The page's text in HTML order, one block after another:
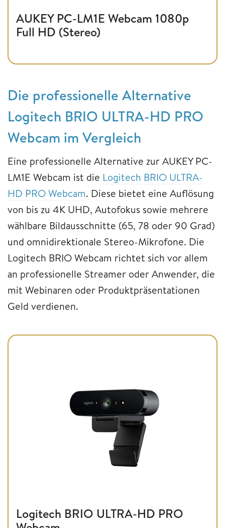
AUKEY PC-LM1E Webcam 1080p
Full HD (Stereo)
Die professionelle Alternative
Logitech BRIO ULTRA-HD PRO
Webcam im Vergleich
Eine professionelle Alternative zur AUKEY PC-
LM1E Webcam ist die Logitech BRIO ULTRA-
HD PRO Webcam. Diese bietet eine Auflösung
von bis zu 4K UHD, Autofokus sowie mehrere
wählbare Bildausschnitte (65, 78 oder 90 Grad)
und omnidirektionale Stereo-Mikrofone. Die
Logitech BRIO Webcam richtet sich vor allem
an professionelle Streamer oder Anwender, die
mit Webinaren oder Produktpräsentationen
Geld verdienen.
Logitech BRIO ULTRA-HD PRO